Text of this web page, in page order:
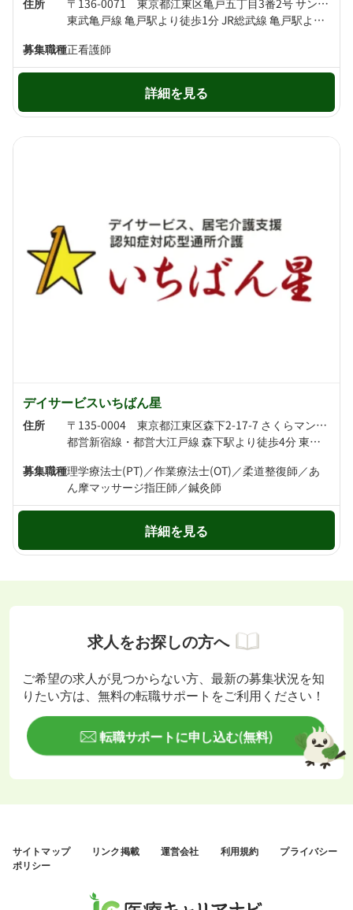
住所
〒136-0071 東京都江東区亀戸五丁目3番2号 サンタモニカ亀戸2階
東武亀戸線 亀戸駅より徒歩1分 JR総武線 亀戸駅より徒歩2分
募集職種正看護師
詳細を見る
デイサービスいちばん星
住所
〒135-0004 東京都江東区森下2-17-7 さくらマンション2A
都営新宿線・都営大江戸線 森下駅より徒歩4分 東京メトロ半蔵門線・都営大江戸線 清澄白河駅より徒歩5分
募集職種理学療法士(PT)／作業療法士(OT)／柔道整復師／あ
ん摩マッサージ指圧師／鍼灸師
詳細を見る
求人をお探しの方へ
ご希望の求人が見つからない方、最新の募集状況を知
りたい方は、無料の転職サポートをご利用ください！
転職サポートに申し込む(無料)
サイトマップ リンク掲載 運営会社 利用規約
プライバシー
ポリシー